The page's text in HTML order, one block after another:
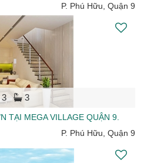
P. Phú Hữu, Quận 9
3 3
TẠI MEGA VILLAGE QUẬN 9.
P. Phú Hữu, Quận 9